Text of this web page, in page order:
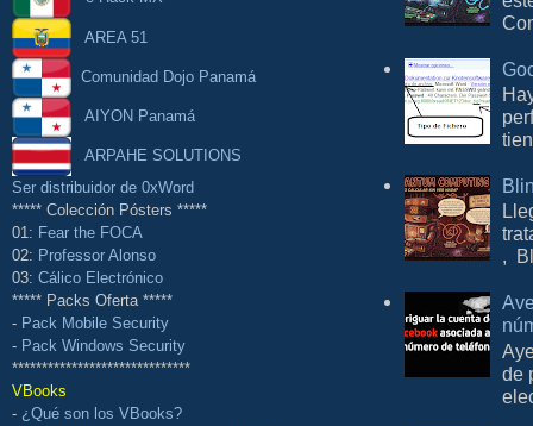
AREA 51
Comunidad Dojo Panamá
AIYON Panamá
ARPAHE SOLUTIONS
Ser distribuidor de 0xWord
***** Colección Pósters *****
01: Fear the FOCA
02: Professor Alonso
03: Cálico Electrónico
***** Packs Oferta *****
- Pack Mobile Security
- Pack Windows Security
******************************
VBooks
- ¿Qué son los VBooks?
,
de